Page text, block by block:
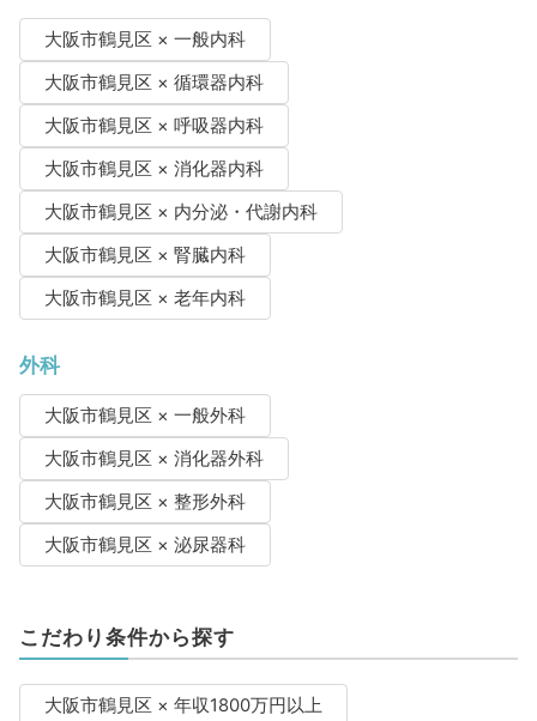
大阪市鶴見区 × 一般内科
大阪市鶴見区 × 循環器内科
大阪市鶴見区 × 呼吸器内科
大阪市鶴見区 × 消化器内科
大阪市鶴見区 × 内分泌・代謝内科
大阪市鶴見区 × 腎臓内科
大阪市鶴見区 × 老年内科
外科
大阪市鶴見区 × 一般外科
大阪市鶴見区 × 消化器外科
大阪市鶴見区 × 整形外科
大阪市鶴見区 × 泌尿器科
こだわり条件から探す
大阪市鶴見区 × 年収1800万円以上